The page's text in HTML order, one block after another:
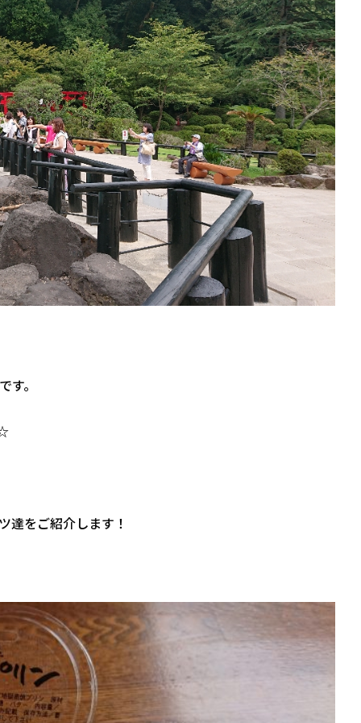
です。
達をご紹介します！